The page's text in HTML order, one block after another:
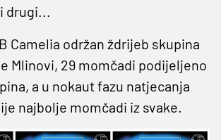
i drugi...
Camelia održan ždrijeb skupina
Mlinovi, 29 momčadi podijeljeno
a u nokaut fazu natjecanja
najbolje momčadi iz svake.